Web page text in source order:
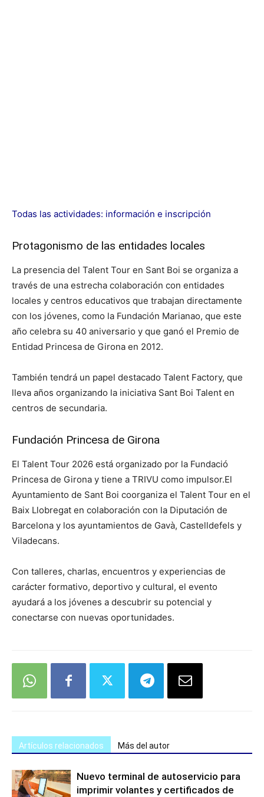
Todas las actividades: información e inscripción
Protagonismo de las entidades locales
La presencia del Talent Tour en Sant Boi se organiza a
través de una estrecha colaboración con entidades
locales y centros educativos que trabajan directamente
con los jóvenes, como la Fundación Marianao, que este
año celebra su 40 aniversario y que ganó el Premio de
Entidad Princesa de Girona en 2012.
También tendrá un papel destacado Talent Factory, que
lleva años organizando la iniciativa Sant Boi Talent en
centros de secundaria.
Fundación Princesa de Girona
El Talent Tour 2026 está organizado por la Fundació
Princesa de Girona y tiene a TRIVU como impulsor.El
Ayuntamiento de Sant Boi coorganiza el Talent Tour en el
Baix Llobregat en colaboración con la Diputación de
Barcelona y los ayuntamientos de Gavà, Castelldefels y
Viladecans.
Con talleres, charlas, encuentros y experiencias de
carácter formativo, deportivo y cultural, el evento
ayudará a los jóvenes a descubrir su potencial y
conectarse con nuevas oportunidades.
Artículos relacionados Más del autor
Nuevo terminal de autoservicio para
imprimir volantes y certificados de